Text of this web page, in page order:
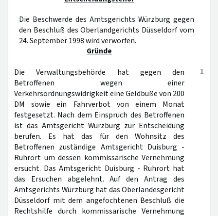
Die Beschwerde des Amtsgerichts Würzburg gegen
den Beschluß des Oberlandgerichts Düsseldorf vom
24. September 1998 wird verworfen.
Gründe
1
Die Verwaltungsbehörde hat gegen den
Betroffenen wegen einer
Verkehrsordnungswidrigkeit eine Geldbuße von 200
DM sowie ein Fahrverbot von einem Monat
festgesetzt. Nach dem Einspruch des Betroffenen
ist das Amtsgericht Würzburg zur Entscheidung
berufen. Es hat das für den Wohnsitz des
Betroffenen zuständige Amtsgericht Duisburg -
Ruhrort um dessen kommissarische Vernehmung
ersucht. Das Amtsgericht Duisburg - Ruhrort hat
das Ersuchen abgelehnt. Auf den Antrag des
Amtsgerichts Würzburg hat das Oberlandesgericht
Düsseldorf mit dem angefochtenen Beschluß die
Rechtshilfe durch kommissarische Vernehmung